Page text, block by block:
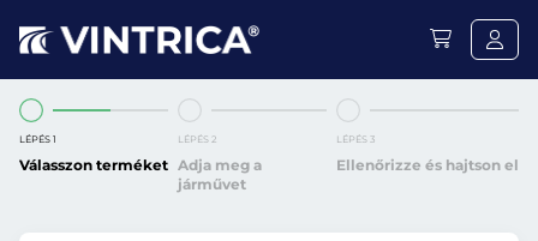
LÉPÉS 1
Válasszon terméket
LÉPÉS 2
Adja meg a
járművet
LÉPÉS 3
Ellenőrizze és hajtson el